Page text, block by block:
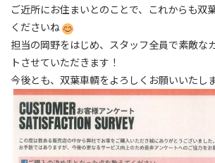
ご近所にお住まいとのことで、これからも双
くださいね
担当の岡野をはじめ、スタッフ全員で素敵な
トさせていただきます！
今後とも、双葉車輌をよろしくお願いいたし